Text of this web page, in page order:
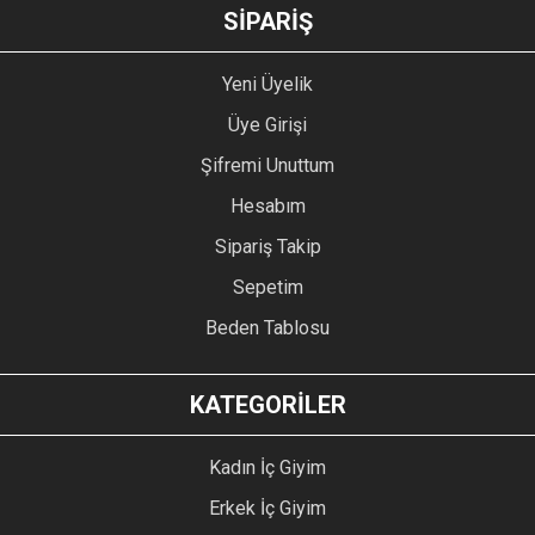
GÖNDER
SİPARİŞ
Yeni Üyelik
Üye Girişi
Şifremi Unuttum
Hesabım
Sipariş Takip
Sepetim
Beden Tablosu
KATEGORİLER
Kadın İç Giyim
Erkek İç Giyim